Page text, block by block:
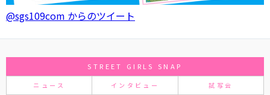
@sgs109com からのツイート
STREET GIRLS SNAP
ニュース インタビュー 試写会